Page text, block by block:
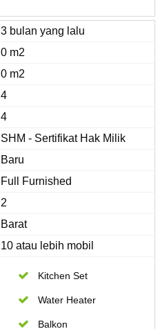
3 bulan yang lalu
0 m2
0 m2
4
4
SHM - Sertifikat Hak Milik
Baru
Full Furnished
2
Barat
10 atau lebih mobil
Kitchen Set
Water Heater
Balkon